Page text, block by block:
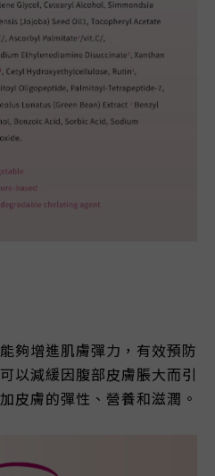
夠增進肌膚彈力，有效預防
以減緩因腹部皮膚脹大而引
皮膚的彈性、營養和滋潤。